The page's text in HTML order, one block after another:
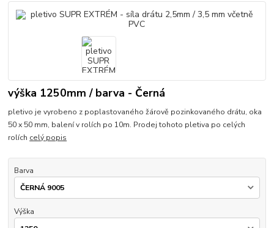
výška 1250mm / barva - Černá
pletivo je vyrobeno z poplastovaného žárově pozinkovaného drátu, oka
50 x 50 mm, balení v rolích po 10m. Prodej tohoto pletiva po celých
rolích celý popis
Barva
Výška